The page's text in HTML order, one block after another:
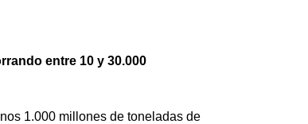
entre 10 y 30.000
1.000 millones de toneladas de